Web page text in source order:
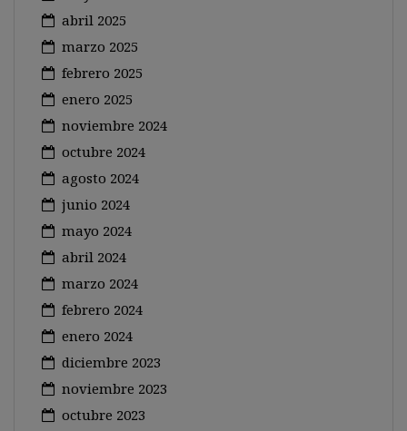
abril 2025
marzo 2025
febrero 2025
enero 2025
noviembre 2024
octubre 2024
agosto 2024
junio 2024
mayo 2024
abril 2024
marzo 2024
febrero 2024
enero 2024
diciembre 2023
noviembre 2023
octubre 2023